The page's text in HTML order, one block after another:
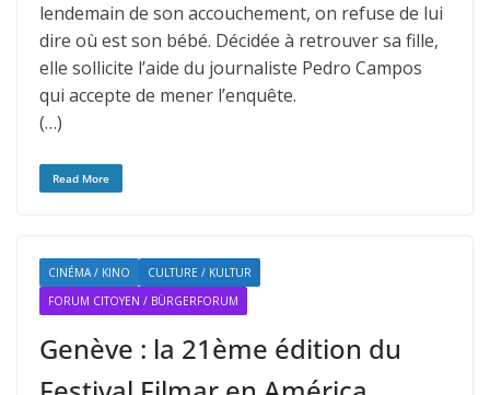
lendemain de son accouchement, on refuse de lui
dire où est son bébé. Décidée à retrouver sa fille,
elle sollicite l’aide du journaliste Pedro Campos
qui accepte de mener l’enquête.
(…)
Read More
CINÉMA / KINO
CULTURE / KULTUR
FORUM CITOYEN / BÜRGERFORUM
Genève : la 21ème édition du